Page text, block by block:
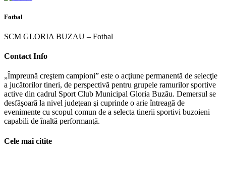
Fotbal
SCM GLORIA BUZAU – Fotbal
Contact Info
„Împreună creştem campioni” este o acţiune permanentă de selecţie
a jucătorilor tineri, de perspectivă pentru grupele ramurilor sportive
active din cadrul Sport Club Municipal Gloria Buzău. Demersul se
desfăşoară la nivel judeţean şi cuprinde o arie întreagă de
evenimente cu scopul comun de a selecta tinerii sportivi buzoieni
capabili de înaltă performanţă.
Cele mai citite